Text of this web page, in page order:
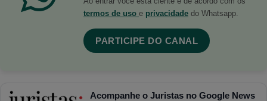
termos de uso e privacidade do Whatsapp.
PARTICIPE DO CANAL
Acompanhe o Juristas no Google News